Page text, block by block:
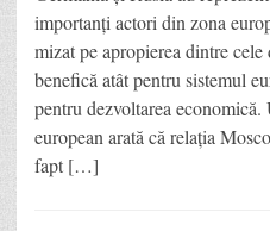
importanți actori din zona
mizat pe apropierea dintre cele
benefică atât pentru sistemul
pentru dezvoltarea
european arată că relația
fapt […]